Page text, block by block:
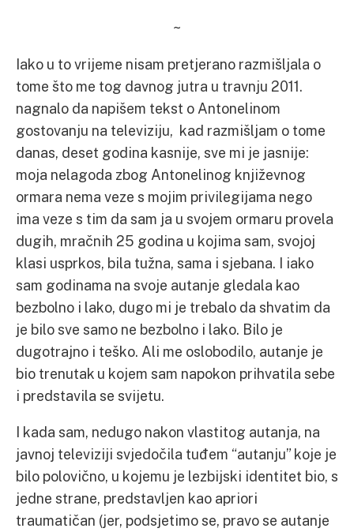
~
Iako u to vrijeme nisam pretjerano razmišljala o
tome što me tog davnog jutra u travnju 2011.
nagnalo da napišem tekst o Antonelinom
gostovanju na televiziju, kad razmišljam o tome
danas, deset godina kasnije, sve mi je jasnije:
moja nelagoda zbog Antonelinog književnog
ormara nema veze s mojim privilegijama nego
ima veze s tim da sam ja u svojem ormaru provela
dugih, mračnih 25 godina u kojima sam, svojoj
klasi usprkos, bila tužna, sama i sjebana. I iako
sam godinama na svoje autanje gledala kao
bezbolno i lako, dugo mi je trebalo da shvatim da
je bilo sve samo ne bezbolno i lako. Bilo je
dugotrajno i teško. Ali me oslobodilo, autanje je
bio trenutak u kojem sam napokon prihvatila sebe
i predstavila se svijetu.
I kada sam, nedugo nakon vlastitog autanja, na
javnoj televiziji svjedočila tuđem “autanju” koje je
bilo polovično, u kojemu je lezbijski identitet bio, s
jedne strane, predstavljen kao apriori
traumatičan (jer, podsjetimo se, pravo se autanje